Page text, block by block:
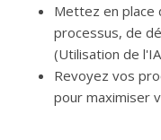
Mettez en place
processus, de
(Utilisation de
Revoyez vos
pour maximiser